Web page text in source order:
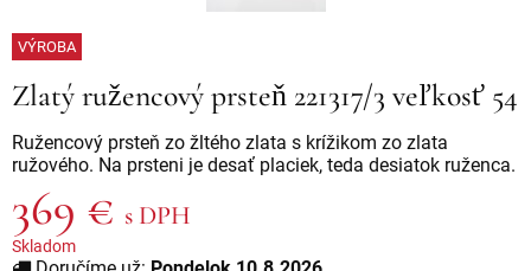
VÝROBA
Zlatý ružencový prsteň 221317/3 veľkosť 54
Ružencový prsteň zo žltého zlata s krížikom zo zlata
ružového. Na prsteni je desať placiek, teda desiatok ruženca.
369 € s DPH
Skladom